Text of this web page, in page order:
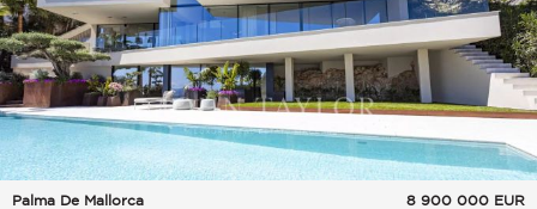
Palma De Mallorca
8 900 000 EUR